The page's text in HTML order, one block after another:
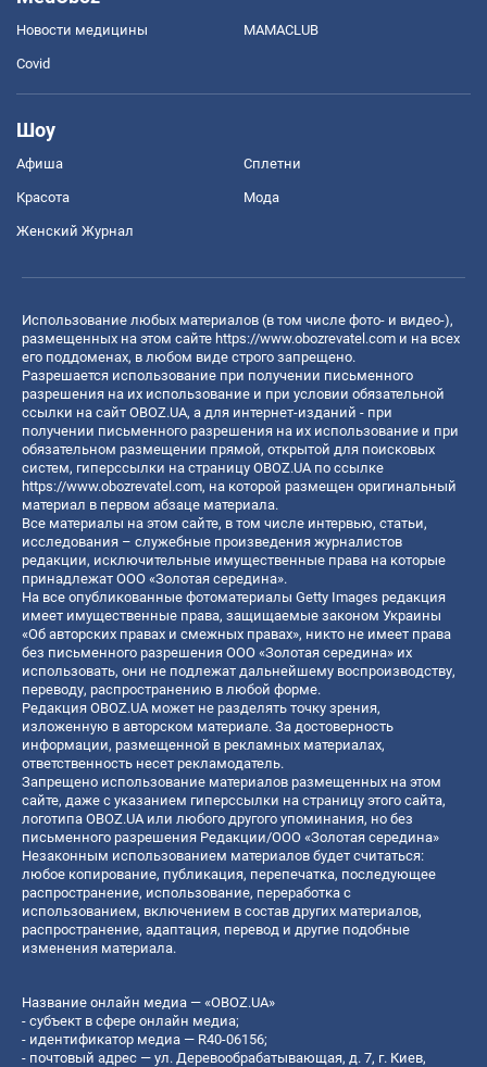
Новости медицины MAMACLUB
Covid
Шоу
Афиша Сплетни
Красота Мода
Женский Журнал
Использование любых материалов (в том числе фото- и видео-),
размещенных на этом сайте https://www.obozrevatel.com и на всех
его поддоменах, в любом виде строго запрещено.
Разрешается использование при получении письменного
разрешения на их использование и при условии обязательной
ссылки на сайт OBOZ.UA, а для интернет-изданий - при
получении письменного разрешения на их использование и при
обязательном размещении прямой, открытой для поисковых
систем, гиперссылки на страницу OBOZ.UA по ссылке
https://www.obozrevatel.com, на которой размещен оригинальный
материал в первом абзаце материала.
Все материалы на этом сайте, в том числе интервью, статьи,
исследования – служебные произведения журналистов
редакции, исключительные имущественные права на которые
принадлежат ООО «Золотая середина».
На все опубликованные фотоматериалы Getty Images редакция
имеет имущественные права, защищаемые законом Украины
«Об авторских правах и смежных правах», никто не имеет права
без письменного разрешения ООО «Золотая середина» их
использовать, они не подлежат дальнейшему воспроизводству,
переводу, распространению в любой форме.
Редакция OBOZ.UA может не разделять точку зрения,
изложенную в авторском материале. За достоверность
информации, размещенной в рекламных материалах,
ответственность несет рекламодатель.
Запрещено использование материалов размещенных на этом
сайте, даже с указанием гиперссылки на страницу этого сайта,
логотипа OBOZ.UA или любого другого упоминания, но без
письменного разрешения Редакции/ООО «Золотая середина»
Незаконным использованием материалов будет считаться:
любое копирование, публикация, перепечатка, последующее
распространение, использование, переработка с
использованием, включением в состав других материалов,
распространение, адаптация, перевод и другие подобные
изменения материала.
Название онлайн медиа — «OBOZ.UA»
- субъект в сфере онлайн медиа;
- идентификатор медиа — R40-06156;
- почтовый адрес — ул. Деревообрабатывающая, д. 7, г. Киев,